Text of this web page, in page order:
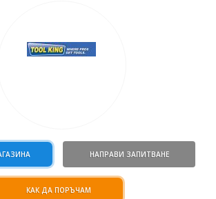
НАПРАВИ ЗАПИТВАНЕ
КАК ДА ПОРЪЧАМ